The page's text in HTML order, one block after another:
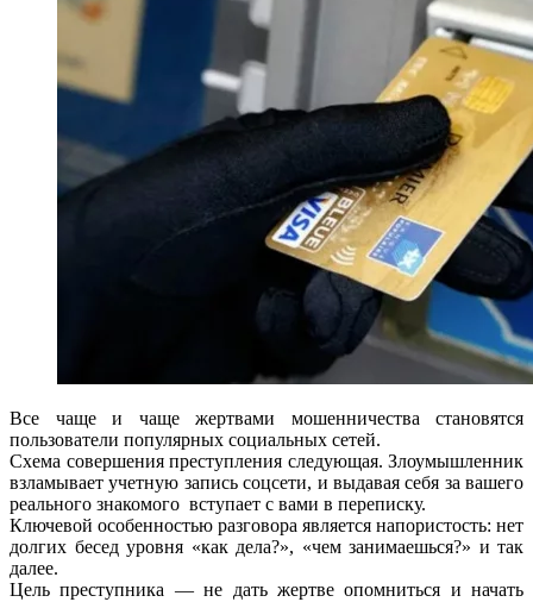
Все чаще и чаще жертвами мошенничества становятся
пользователи популярных социальных сетей.
Схема совершения преступления следующая. Злоумышленник
взламывает учетную запись соцсети, и выдавая себя за вашего
реального знакомого вступает с вами в переписку.
Ключевой особенностью разговора является напористость: нет
долгих бесед уровня «как дела?», «чем занимаешься?» и так
далее.
Цель преступника — не дать жертве опомниться и начать